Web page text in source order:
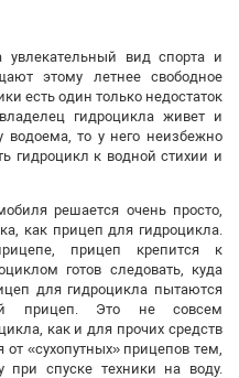
вид спорта и
этому летнее свободное
есть один только недостаток
гидроцикла живет и
водоема, то у него неизбежно
гидроцикл к водной стихии и
решается очень просто,
как прицеп для гидроцикла.
прицеп крепится к
готов следовать, куда
для гидроцикла пытаются
прицеп. Это не совсем
как и для прочих средств
«сухопутных» прицепов тем,
при спуске техники на воду.